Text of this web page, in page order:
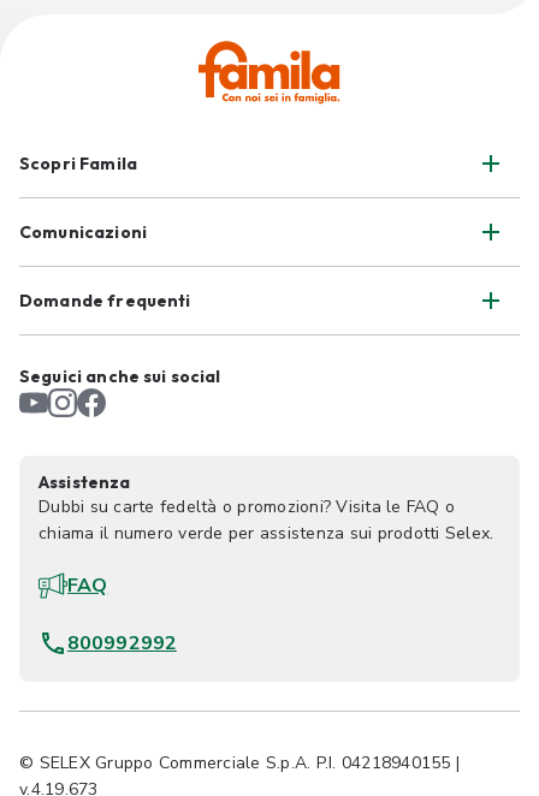
Scopri Famila
Comunicazioni
Domande frequenti
Seguici anche sui social
Assistenza
Dubbi su carte fedeltà o promozioni? Visita le FAQ o
chiama il numero verde per assistenza sui prodotti Selex.
FAQ
800992992
© SELEX Gruppo Commerciale S.p.A. P.I. 04218940155 |
v.4.19.673